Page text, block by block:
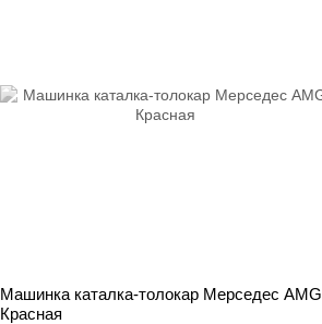
Машинка каталка-толокар Мерседес AMG
Красная